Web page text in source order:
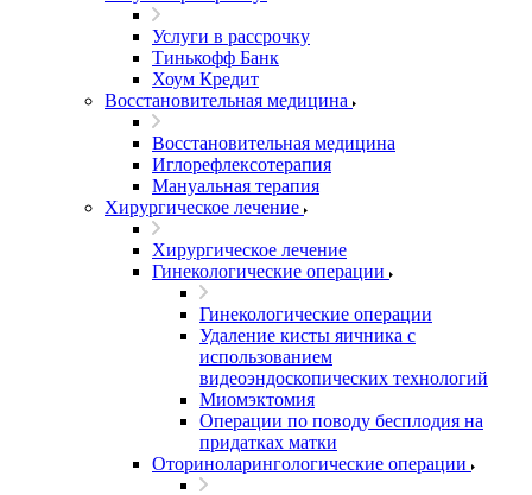
Услуги в рассрочку
Тинькофф Банк
Хоум Кредит
Восстановительная медицина
Восстановительная медицина
Иглорефлексотерапия
Мануальная терапия
Хирургическое лечение
Хирургическое лечение
Гинекологические операции
Гинекологические операции
Удаление кисты яичника с
использованием
видеоэндоскопических технологий
Миомэктомия
Операции по поводу бесплодия на
придатках матки
Оториноларингологические операции